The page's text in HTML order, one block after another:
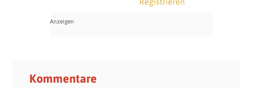
Kommentare